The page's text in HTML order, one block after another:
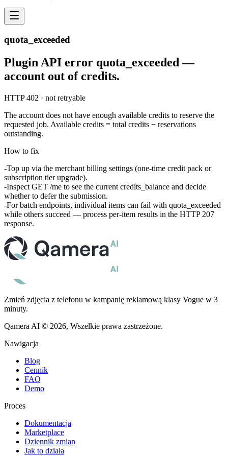
quota_exceeded
Plugin API error quota_exceeded —
account out of credits.
HTTP 402 · not retryable
The account does not have enough available credits to reserve the
requested job. Available credits = total credits − reservations
outstanding.
How to fix
Top up via the merchant billing settings (one-time credit pack or
subscription tier upgrade).
Inspect GET /me to see the current credits_balance and decide
whether to defer the submission.
For batch endpoints, individual items can fail with quota_exceeded
while others succeed — process per-item results in the HTTP 207
response.
Zmień zdjęcia z telefonu w kampanię reklamową klasy Vogue w 3
minuty.
Qamera AI © 2026, Wszelkie prawa zastrzeżone.
Nawigacja
Blog
Cennik
FAQ
Demo
Proces
Dokumentacja
Marketplace
Dziennik zmian
Jak to działa